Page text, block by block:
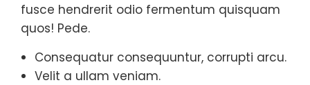
fusce hendrerit odio fermentum quisquam
quos! Pede.
Consequatur consequuntur, corrupti arcu.
Velit a ullam veniam.